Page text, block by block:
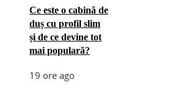
Ce este o cabină de
duș cu profil slim
și de ce devine tot
mai populară?
19 ore ago